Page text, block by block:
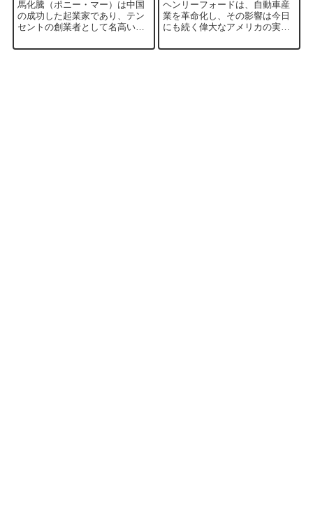
馬化騰（ポニー・マー）は中国
の成功した起業家であり、テン
セントの創業者として名高い存
の経営スタイルが多くの人々に
ヘンリーフォードは、自動車産
業を革命化し、その影響は今日
にも続く偉大なアメリカの実業
の創設者です。彼が確立した大